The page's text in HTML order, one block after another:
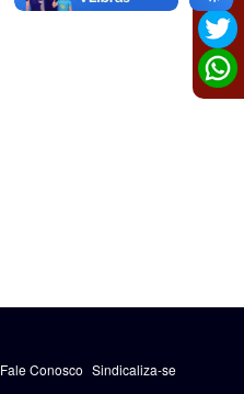
Fale Conosco Sindicaliza-se